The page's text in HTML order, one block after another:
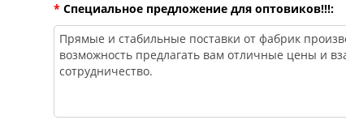
* Специальное предложение для оптовиков!!!: